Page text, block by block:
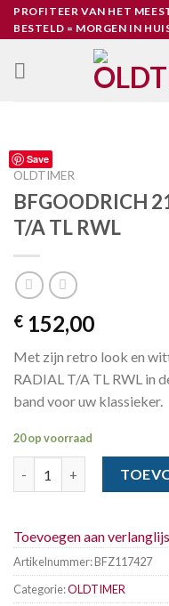
SkipPROFITEER VAN HET
BESTELD = MORGEN IN
Save
OLDTIMER
BFGOODRICH
T/A TL RWL
€ 152,00
Met zijn retro look en
RADIAL T/A TL RWL in
band voor uw klassieker.
20 op voorraad
Toevoegen aan
Artikelnummer:BFZ117427
Categorie:OLDTIMER